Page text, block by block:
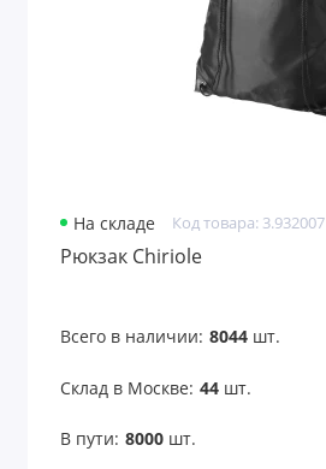
На складе Код товара: 3.932007
Рюкзак Chiriole
Всего в наличии: 8044шт.
Склад в Москве: 44шт.
В пути: 8000шт.